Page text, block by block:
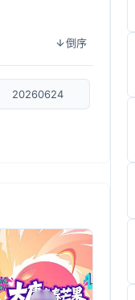
倒序
20260624